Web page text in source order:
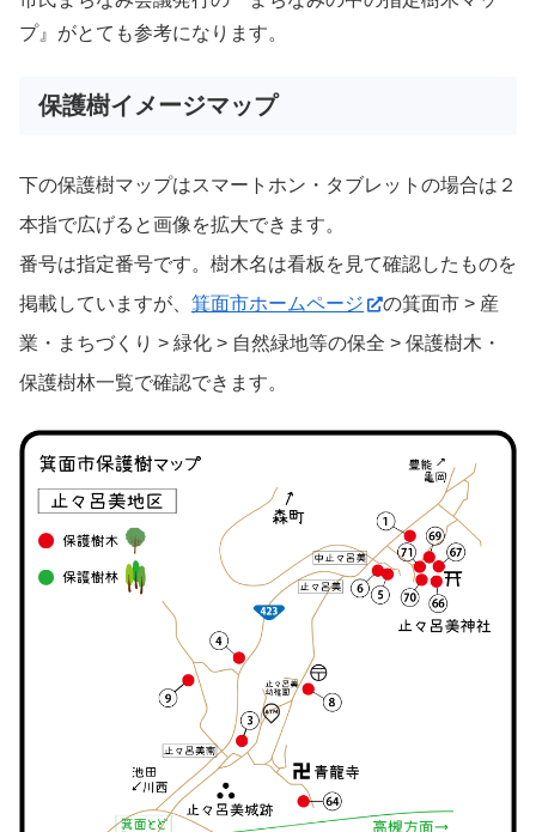
プ』がとても参考になります。
保護樹イメージマップ
下の保護樹マップはスマートホン・タブレットの場合は２
本指で広げると画像を拡大できます。
番号は指定番号です。樹木名は看板を見て確認したものを
掲載していますが、 箕面市ホームページ
の箕面市 > 産
業・まちづくり > 緑化 > 自然緑地等の保全 > 保護樹木・
保護樹林一覧で確認できます。